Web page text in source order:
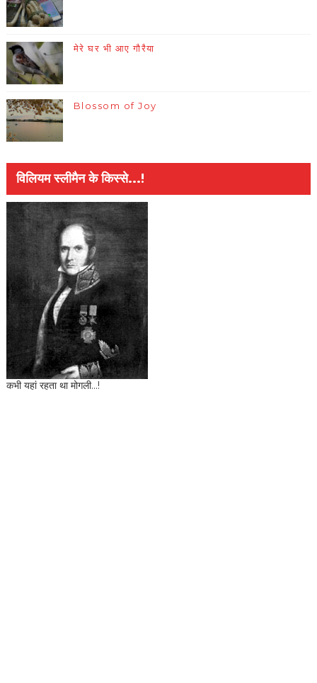
मेरे घर भी आए गौरैया
Blossom of Joy
विलियम स्लीमैन के किस्से...!
कभी यहां रहता था मोगली...!